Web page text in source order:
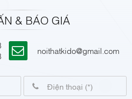
& BÁO GIÁ
noithatkido@gmail.com